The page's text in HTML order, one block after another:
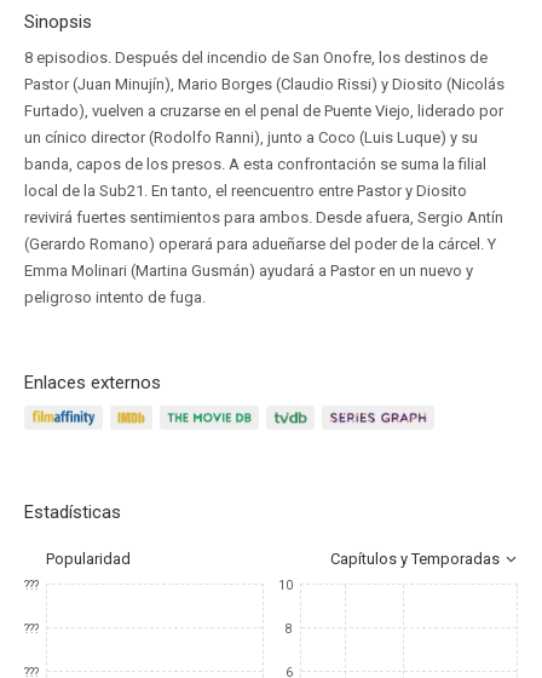
Sinopsis
8 episodios. Después del incendio de San Onofre, los destinos de
Pastor (Juan Minujín), Mario Borges (Claudio Rissi) y Diosito (Nicolás
Furtado), vuelven a cruzarse en el penal de Puente Viejo, liderado por
un cínico director (Rodolfo Ranni), junto a Coco (Luis Luque) y su
banda, capos de los presos. A esta confrontación se suma la filial
local de la Sub21. En tanto, el reencuentro entre Pastor y Diosito
revivirá fuertes sentimientos para ambos. Desde afuera, Sergio Antín
(Gerardo Romano) operará para adueñarse del poder de la cárcel. Y
Emma Molinari (Martina Gusmán) ayudará a Pastor en un nuevo y
peligroso intento de fuga.
Enlaces externos
Estadísticas
Popularidad Capítulos y Temporadas
???
???
???
10
8
6